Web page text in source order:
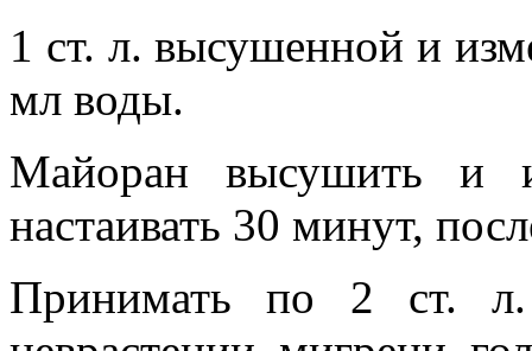
1 ст. л. высушенной и
мл воды.
Майоран высушить и
настаивать 30 минут,
Принимать по 2 ст.